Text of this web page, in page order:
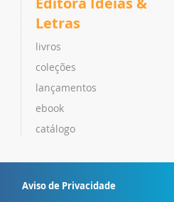
Letras
livros
coleções
lançamentos
ebook
catálogo
Aviso de Privacidade